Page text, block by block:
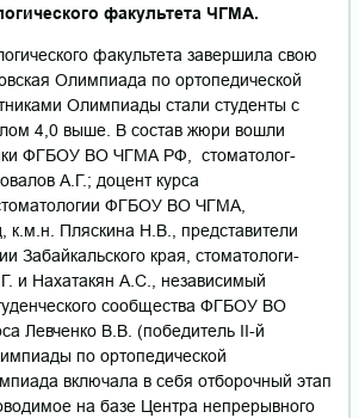
факультета ЧГМА.
факультета завершила свою
Олимпиада по ортопедической
Олимпиады стали студенты с
4,0 выше. В состав жюри вошли
ФГБОУ ВО ЧГМА РФ, стоматолог-
А.Г.; доцент курса
ФГБОУ ВО ЧГМА,
к.м.н. Пляскина Н.В., представители
Забайкальского края, стоматологи-
и Нахатакян А.С., независимый
сообщества ФГБОУ ВО
Левченко В.В. (победитель II-й
по ортопедической
включала в себя отборочный этап
на базе Центра непрерывного